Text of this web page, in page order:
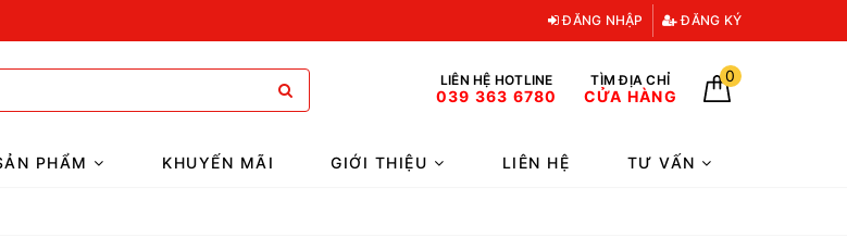
ĐĂNG NHẬP ĐĂNG KÝ
LIÊN HỆ HOTLINE
039 363 6780
TÌM ĐỊA CHỈ
CỬA HÀNG
0
PHẨM KHUYẾN MÃI GIỚI THIỆU LIÊN HỆ TƯ VẤN